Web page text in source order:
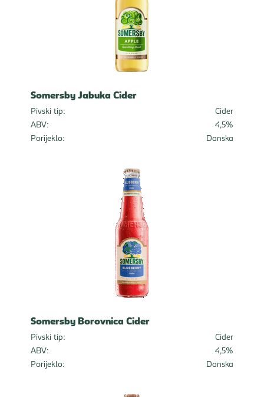
Somersby Jabuka Cider
Pivski tip:
Cider
ABV:
4,5%
Porijeklo:
Danska
Somersby Borovnica Cider
Pivski tip:
Cider
ABV:
4,5%
Porijeklo:
Danska